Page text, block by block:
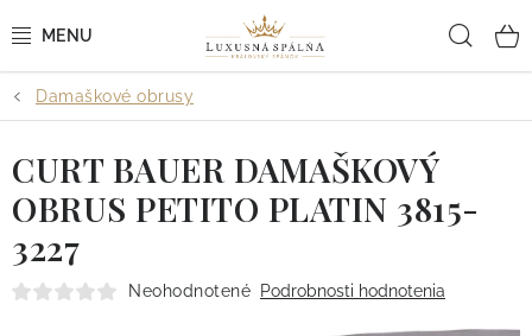
na
POSTEĽNÉ OBLIEČKY
POSTEĽNÉ PLACHTY
PREHOZY A PAPLÓNY
VANKÚŠE A OBLIEČKY
Damaškové obrusy
CURT BAUER DAMAŠKOVÝ
OBRUS PETITO PLATIN 3815-
3227
Neohodnotené Podrobnosti hodnotenia